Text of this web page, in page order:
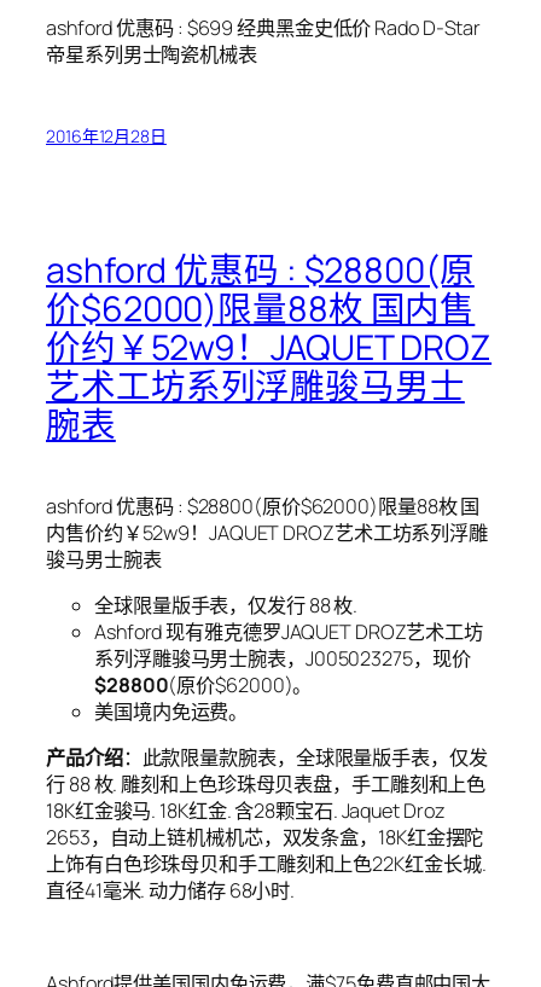
ashford 优惠码 : $699 经典黑金史低价 Rado D-Star
帝星系列男士陶瓷机械表
2016年12月28日
ashford 优惠码 : $28800(原
价$62000)限量88枚 国内售
价约￥52w9！JAQUET DROZ
艺术工坊系列浮雕骏马男士
腕表
ashford 优惠码 : $28800(原价$62000)限量88枚 国
内售价约￥52w9！JAQUET DROZ艺术工坊系列浮雕
骏马男士腕表
全球限量版手表，仅发行 88 枚.
Ashford 现有雅克德罗JAQUET DROZ艺术工坊
系列浮雕骏马男士腕表，J005023275，现价
$28800(原价$62000)。
美国境内免运费。
产品介绍：此款限量款腕表，全球限量版手表，仅发
行 88 枚. 雕刻和上色珍珠母贝表盘，手工雕刻和上色
18K红金骏马. 18K红金. 含28颗宝石. Jaquet Droz
2653，自动上链机械机芯，双发条盒，18K红金摆陀
上饰有白色珍珠母贝和手工雕刻和上色22K红金长城.
直径41毫米. 动力储存 68小时.